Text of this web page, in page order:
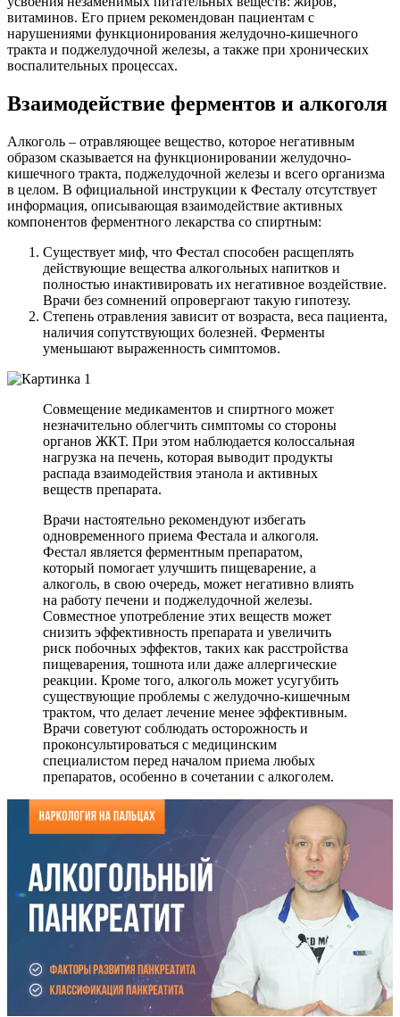
витаминов. Его прием рекомендован пациентам с
нарушениями функционирования желудочно-кишечного
тракта и поджелудочной железы, а также при хронических
воспалительных процессах.
Взаимодействие ферментов и алкоголя
Алкоголь – отравляющее вещество, которое негативным
образом сказывается на функционировании желудочно-
кишечного тракта, поджелудочной железы и всего организма
в целом. В официальной инструкции к Фесталу отсутствует
информация, описывающая взаимодействие активных
компонентов ферментного лекарства со спиртным:
Существует миф, что Фестал способен расщеплять
действующие вещества алкогольных напитков и
полностью инактивировать их негативное воздействие.
Врачи без сомнений опровергают такую гипотезу.
Степень отравления зависит от возраста, веса пациента,
наличия сопутствующих болезней. Ферменты
уменьшают выраженность симптомов.
Совмещение медикаментов и спиртного может
незначительно облегчить симптомы со стороны
органов ЖКТ. При этом наблюдается колоссальная
нагрузка на печень, которая выводит продукты
распада взаимодействия этанола и активных
веществ препарата.
Врачи настоятельно рекомендуют избегать
одновременного приема Фестала и алкоголя.
Фестал является ферментным препаратом,
который помогает улучшить пищеварение, а
алкоголь, в свою очередь, может негативно влиять
на работу печени и поджелудочной железы.
Совместное употребление этих веществ может
снизить эффективность препарата и увеличить
риск побочных эффектов, таких как расстройства
пищеварения, тошнота или даже аллергические
реакции. Кроме того, алкоголь может усугубить
существующие проблемы с желудочно-кишечным
трактом, что делает лечение менее эффективным.
Врачи советуют соблюдать осторожность и
проконсультироваться с медицинским
специалистом перед началом приема любых
препаратов, особенно в сочетании с алкоголем.